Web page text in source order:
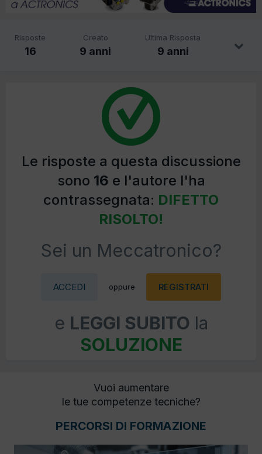
Risposte
16
Creato
9 anni
Ultima Risposta
9 anni
Le risposte a questa discussione
sono 16 e l'autore l'ha
contrassegnata: DIFETTO
RISOLTO!
Sei un Meccatronico?
ACCEDI oppure REGISTRATI
e LEGGI SUBITO la
SOLUZIONE
Vuoi aumentare
le tue competenze tecniche?
PERCORSI DI FORMAZIONE